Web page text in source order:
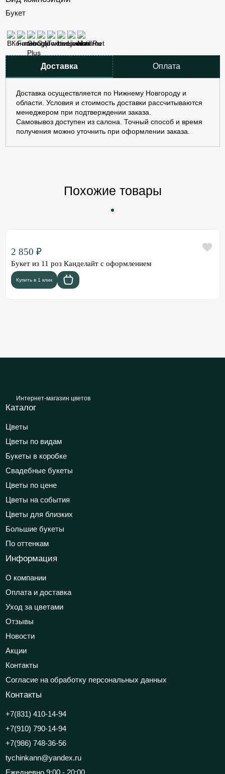
Букет
Доставка Оплата
Доставка осуществляется по Нижнему Новгороду и
области. Условия и стоимость доставки рассчитываются
менеджером при подтверждении заказа.
Самовывоз доступен из салона. Точный способ и время
получения можно уточнить при оформлении заказа.
Похожие товары
2 850 ₽
Купить в 1 клик
Букет из 11 роз Канделайт с оформлением
Интернет-магазин цветов
Каталог
Цветы
Цветы по видам
Букеты в коробке
Свадебные букеты
Цветы по цене
Цветы на события
Цветы для близких
Большие букеты
По оттенкам
Информация
О компании
Оплата и доставка
Уход за цветами
Отзывы
Новости
Акции
Контакты
Согласие на обработку персональных данных
Контакты
+7(831) 410-14-94
+7(910) 790-14-94
+7(986) 748-36-56
tychinkann@yandex.ru
Ежедневно 9:00 - 20:00